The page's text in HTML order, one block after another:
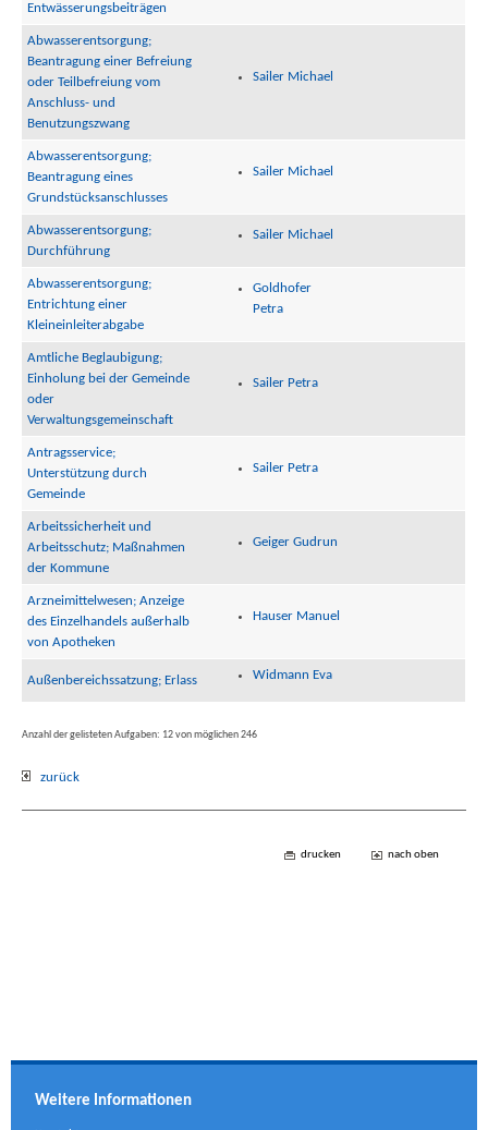
Entwässerungsbeiträgen
Abwasserentsorgung;
Beantragung einer Befreiung
oder Teilbefreiung vom
Anschluss- und
Benutzungszwang
Sailer Michael
Abwasserentsorgung;
Beantragung eines
Grundstücksanschlusses
Sailer Michael
Abwasserentsorgung;
Durchführung
Sailer Michael
Abwasserentsorgung;
Entrichtung einer
Kleineinleiterabgabe
Goldhofer
Petra
Amtliche Beglaubigung;
Einholung bei der Gemeinde
oder
Verwaltungsgemeinschaft
Sailer Petra
Antragsservice;
Unterstützung durch
Gemeinde
Sailer Petra
Arbeitssicherheit und
Arbeitsschutz; Maßnahmen
der Kommune
Geiger Gudrun
Arzneimittelwesen; Anzeige
des Einzelhandels außerhalb
von Apotheken
Hauser Manuel
Außenbereichssatzung; Erlass Widmann Eva
Anzahl der gelisteten Aufgaben: 12 von möglichen 246
zurück
drucken nach oben
Weitere Informationen